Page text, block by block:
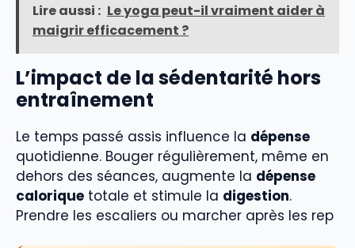
Lire aussi : Le yoga peut-il vraiment aider à
maigrir efficacement ?
L’impact de la sédentarité hors
entraînement
Le temps passé assis influence la dépense
quotidienne. Bouger régulièrement, même en
dehors des séances, augmente la dépense
calorique totale et stimule la digestion.
Prendre les escaliers ou marcher après les rep